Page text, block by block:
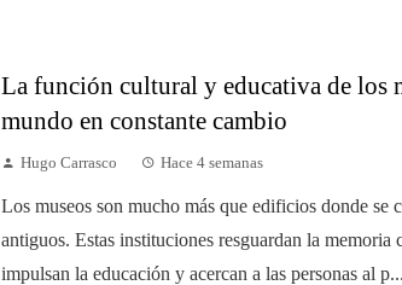
La función cultural y educativa de los
mundo en constante cambio
Hugo Carrasco Hace 4 semanas
Los museos son mucho más que edificios donde se
antiguos. Estas instituciones resguardan la memoria
impulsan la educación y acercan a las personas al p...